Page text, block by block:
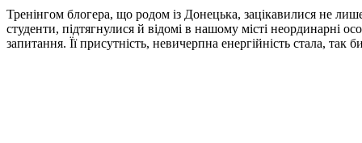
Тренінгом блогера, що родом із Донецька, зацікавилися не
студенти, підтягнулися й відомі в нашому місті неординарні
запитання. Її присутність, невичерпна енергійність стала,